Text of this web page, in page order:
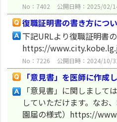
No：7402 公開日時：2025/02/
復職証明書の書き方につ
下記URLより復職証明書
https://
No：7226 公開日時：2024/10/
「意見書」を医師に作成
「意見書」に関しまし
していただけます。なお
園届の様式）https://